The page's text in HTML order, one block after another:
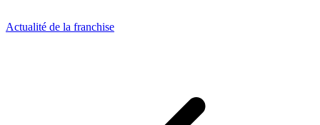
Actualité de la franchise